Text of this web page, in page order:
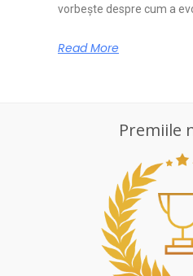
vorbește despre cum a
Read More
Premiile